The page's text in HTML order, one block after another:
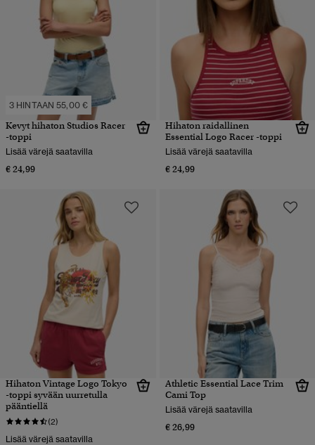
3 HINTAAN 55,00 €
Kevyt hihaton Studios Racer
-toppi
Lisää värejä saatavilla
€ 24,99
Hihaton raidallinen
Essential Logo Racer -toppi
Lisää värejä saatavilla
€ 24,99
Hihaton Vintage Logo Tokyo
-toppi syvään uurretulla
pääntiellä
(2)
Lisää värejä saatavilla
Athletic Essential Lace Trim
Cami Top
Lisää värejä saatavilla
€ 26,99